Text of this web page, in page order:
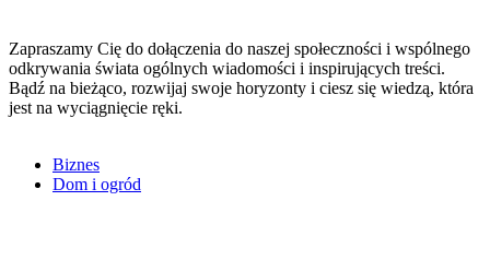
Zapraszamy Cię do dołączenia do naszej społeczności i wspólnego
odkrywania świata ogólnych wiadomości i inspirujących treści.
Bądź na bieżąco, rozwijaj swoje horyzonty i ciesz się wiedzą, która
jest na wyciągnięcie ręki.
Close
Menu
Biznes
Dom i ogród